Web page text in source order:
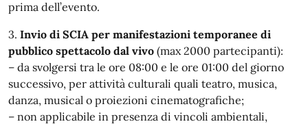
prima dell’evento.
3. Invio di SCIA per manifestazioni temporanee di
pubblico spettacolo dal vivo (max 2000 partecipanti):
– da svolgersi tra le ore 08:00 e le ore 01:00 del giorno
successivo, per attività culturali quali teatro, musica,
danza, musical o proiezioni cinematografiche;
– non applicabile in presenza di vincoli ambientali,